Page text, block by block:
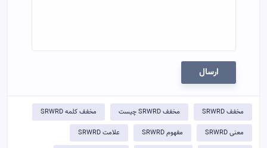
ارسال
مخفف SRWRD مخفف SRWRD چیست مخفف کلمه SRWRD
معنی SRWRD مفهوم SRWRD علامت SRWRD